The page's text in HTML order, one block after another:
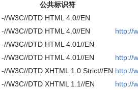
公共标识符
-//W3C//DTD HTML 4.0//EN
-//W3C//DTD HTML 4.0//EN
http://
-//W3C//DTD HTML 4.01//EN
-//W3C//DTD HTML 4.01//EN
http://
-//W3C//DTD XHTML 1.0 Strict//EN http://
-//W3C//DTD XHTML 1.1//EN
http://